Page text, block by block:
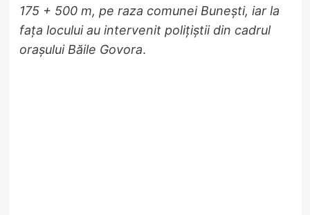
175 + 500 m, pe raza comunei Bunești, iar la
fața locului au intervenit polițiștii din cadrul
orașului Băile Govora.